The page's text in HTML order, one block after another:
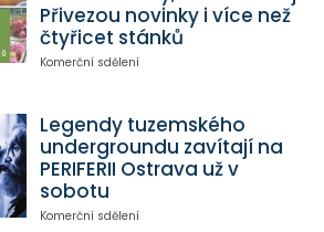
Přivezou novinky i více než
čtyřicet stánků
Komerční sdělení
Legendy tuzemského
undergroundu zavítají na
PERIFERII Ostrava už v
sobotu
Komerční sdělení